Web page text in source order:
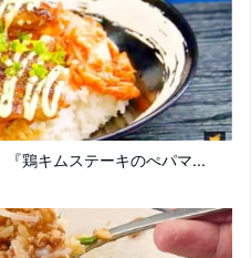
『鶏キムステーキのぺパマ...